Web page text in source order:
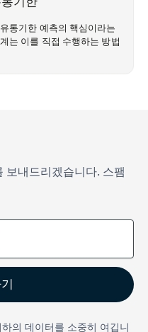
통기한 예측의 핵심이라는
는 이를 직접 수행하는 방법
보내드리겠습니다. 스팸
하의 데이터를 소중히 여깁니